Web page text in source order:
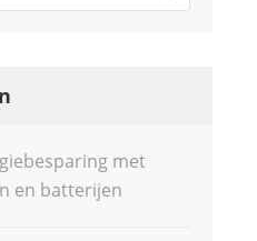
met
en batterijen